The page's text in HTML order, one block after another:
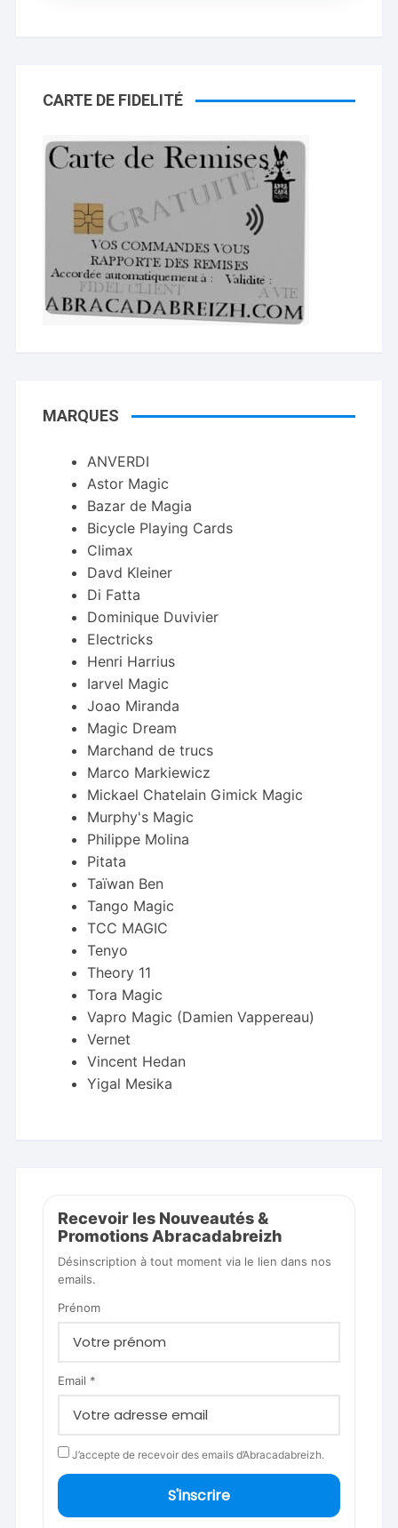
CARTE DE FIDELITÉ
MARQUES
ANVERDI
Astor Magic
Bazar de Magia
Bicycle Playing Cards
Climax
Davd Kleiner
Di Fatta
Dominique Duvivier
Electricks
Henri Harrius
Iarvel Magic
Joao Miranda
Magic Dream
Marchand de trucs
Marco Markiewicz
Mickael Chatelain Gimick Magic
Murphy's Magic
Philippe Molina
Pitata
Taïwan Ben
Tango Magic
TCC MAGIC
Tenyo
Theory 11
Tora Magic
Vapro Magic (Damien Vappereau)
Vernet
Vincent Hedan
Yigal Mesika
Recevoir les Nouveautés &
Promotions Abracadabreizh
Désinscription à tout moment via le lien dans nos
emails.
Prénom
Email *
J’accepte de recevoir des emails d’Abracadabreizh.
S'inscrire